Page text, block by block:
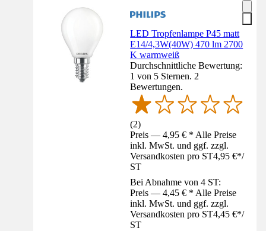
LED Tropfenlampe P45 matt
E14/4,3W(40W) 470 lm 2700
K warmweiß
Durchschnittliche Bewertung:
1 von 5 Sternen. 2
Bewertungen.
(2)
Preis — 4,95 € * Alle Preise
inkl. MwSt. und ggf. zzgl.
Versandkosten pro ST4,95 €*/
ST
Bei Abnahme von 4 ST:
Preis — 4,45 € * Alle Preise
inkl. MwSt. und ggf. zzgl.
Versandkosten pro ST4,45 €*/
ST